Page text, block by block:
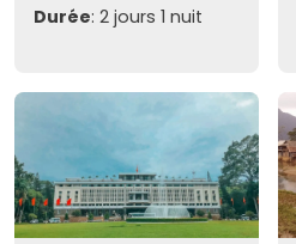
Durée: 2 jours 1 nuit